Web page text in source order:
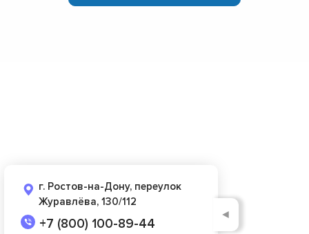
г. Ростов-на-Дону, переулок
Журавлёва, 130/112
+7 (800) 100-89-44
◄